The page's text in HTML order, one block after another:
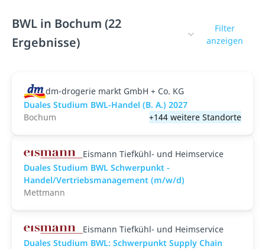
BWL in Bochum (22
Ergebnisse)
Filter
anzeigen
dm-drogerie markt GmbH + Co. KG
Duales Studium BWL-Handel (B. A.) 2027
Bochum
+144 weitere Standorte
Eismann Tiefkühl- und Heimservice
Duales Studium BWL Schwerpunkt -
Handel/Vertriebsmanagement (m/w/d)
Mettmann
Eismann Tiefkühl- und Heimservice
Duales Studium BWL: Schwerpunkt Supply Chain